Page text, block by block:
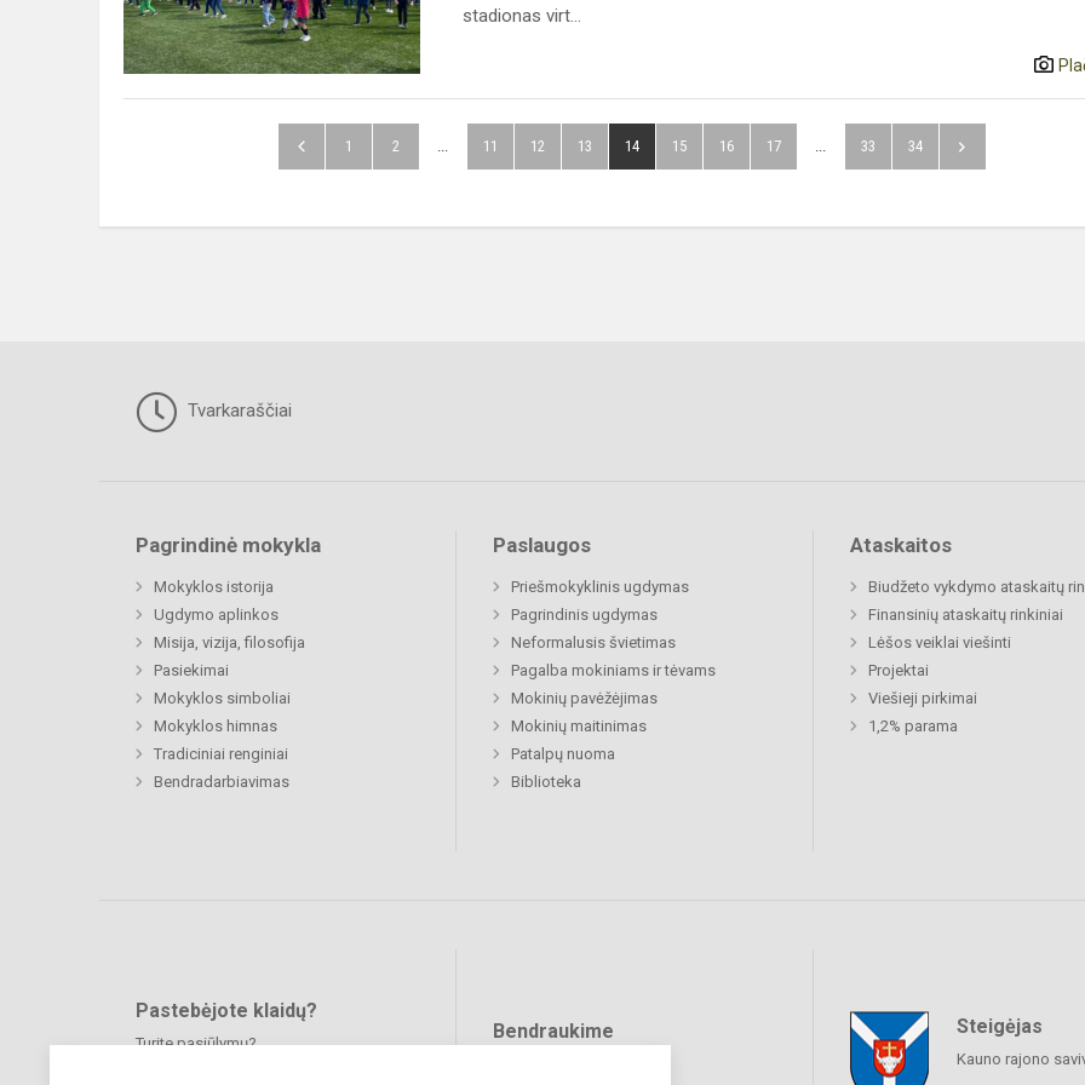
mūsų
mokykloje!
stadionas virt...
1 2 ... 11 12 13 14 15 16 17 ... 33 34
Tvarkaraščiai
Pagrindinė mokykla
Mokyklos istorija
Ugdymo aplinkos
Misija, vizija, filosofija
Pasiekimai
Mokyklos simboliai
Mokyklos himnas
Tradiciniai renginiai
Bendradarbiavimas
Paslaugos
Priešmokyklinis ugdymas
Pagrindinis ugdymas
Neformalusis švietimas
Pagalba mokiniams ir tėvams
Mokinių pavėžėjimas
Mokinių maitinimas
Patalpų nuoma
Biblioteka
Ataskaitos
Biudžeto vykdymo ataskaitų
Finansinių ataskaitų rinkiniai
Lėšos veiklai viešinti
Projektai
Viešieji pirkimai
1,2% parama
Pastebėjote klaidų?
Turite pasiūlymų?
Bendraukime Steigėjas
Kauno rajono